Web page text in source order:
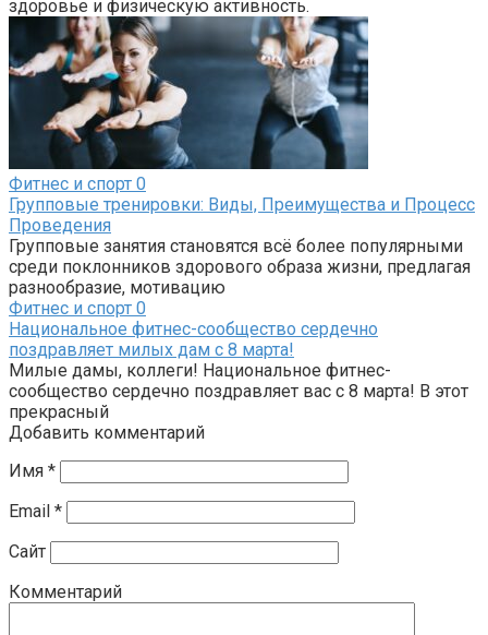
здоровье и физическую активность.
Фитнес и спорт 0
Групповые тренировки: Виды, Преимущества и Процесс
Проведения
Групповые занятия становятся всё более популярными
среди поклонников здорового образа жизни, предлагая
разнообразие, мотивацию
Фитнес и спорт 0
Национальное фитнес-сообщество сердечно
поздравляет милых дам с 8 марта!
Милые дамы, коллеги! Национальное фитнес-
сообщество сердечно поздравляет вас с 8 марта! В этот
прекрасный
Добавить комментарий
Имя *
Email *
Сайт
Комментарий